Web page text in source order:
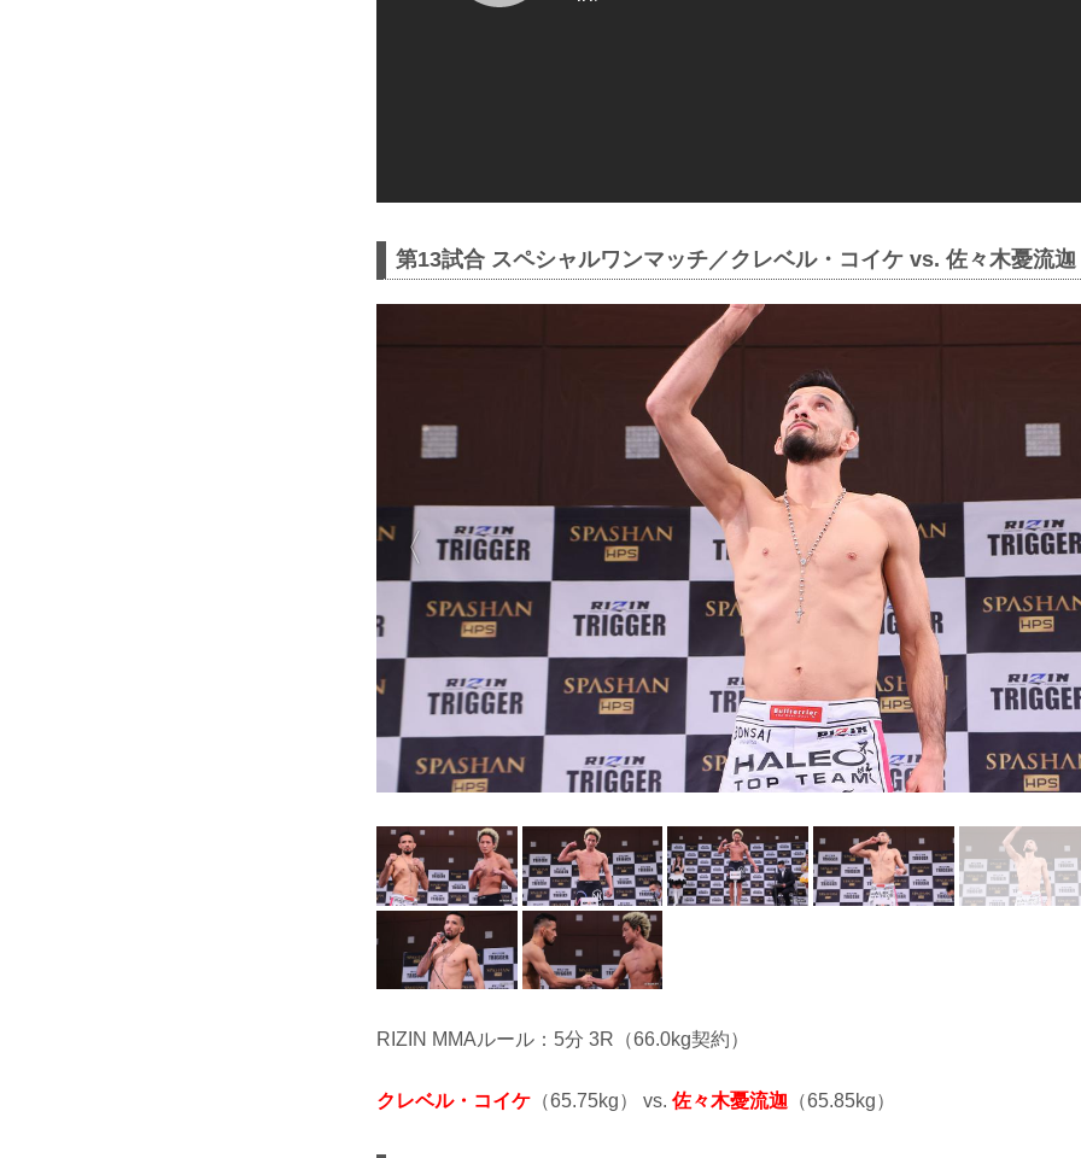
第13試合 スペシャルワンマッチ／クレベル・コイケ vs. 佐々木憂流迦
RIZIN MMAルール：5分 3R（66.0kg契約）
クレベル・コイケ （65.75kg） vs. 佐々木憂流迦 （65.85kg）